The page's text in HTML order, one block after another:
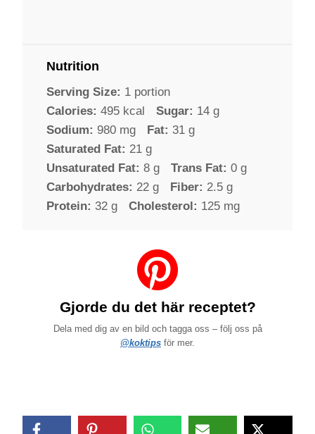
Nutrition
Serving Size: 1 portion
Calories: 495 kcal Sugar: 14 g
Sodium: 980 mg Fat: 31 g
Saturated Fat: 21 g
Unsaturated Fat: 8 g Trans Fat: 0 g
Carbohydrates: 22 g Fiber: 2.5 g
Protein: 32 g Cholesterol: 125 mg
Gjorde du det här receptet?
Dela med dig av en bild och tagga oss – följ oss på
@koktips för mer.